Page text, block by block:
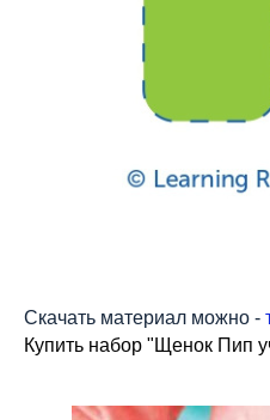
Скачать материал можно -
Купить набор "Щенок Пип